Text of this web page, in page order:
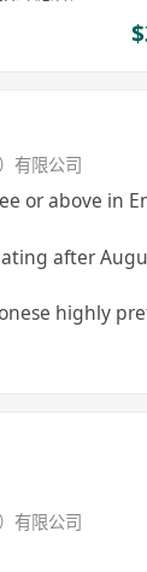
有限公司
or above in
after
highly
有限公司